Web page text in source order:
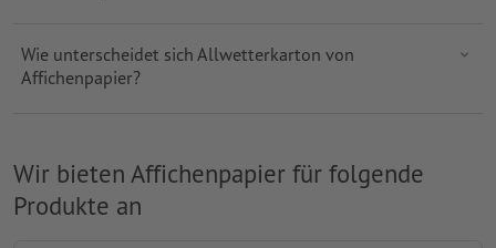
Wie unterscheidet sich Allwetterkarton von
Affichenpapier?
Wir bieten Affichenpapier für folgende
Produkte an